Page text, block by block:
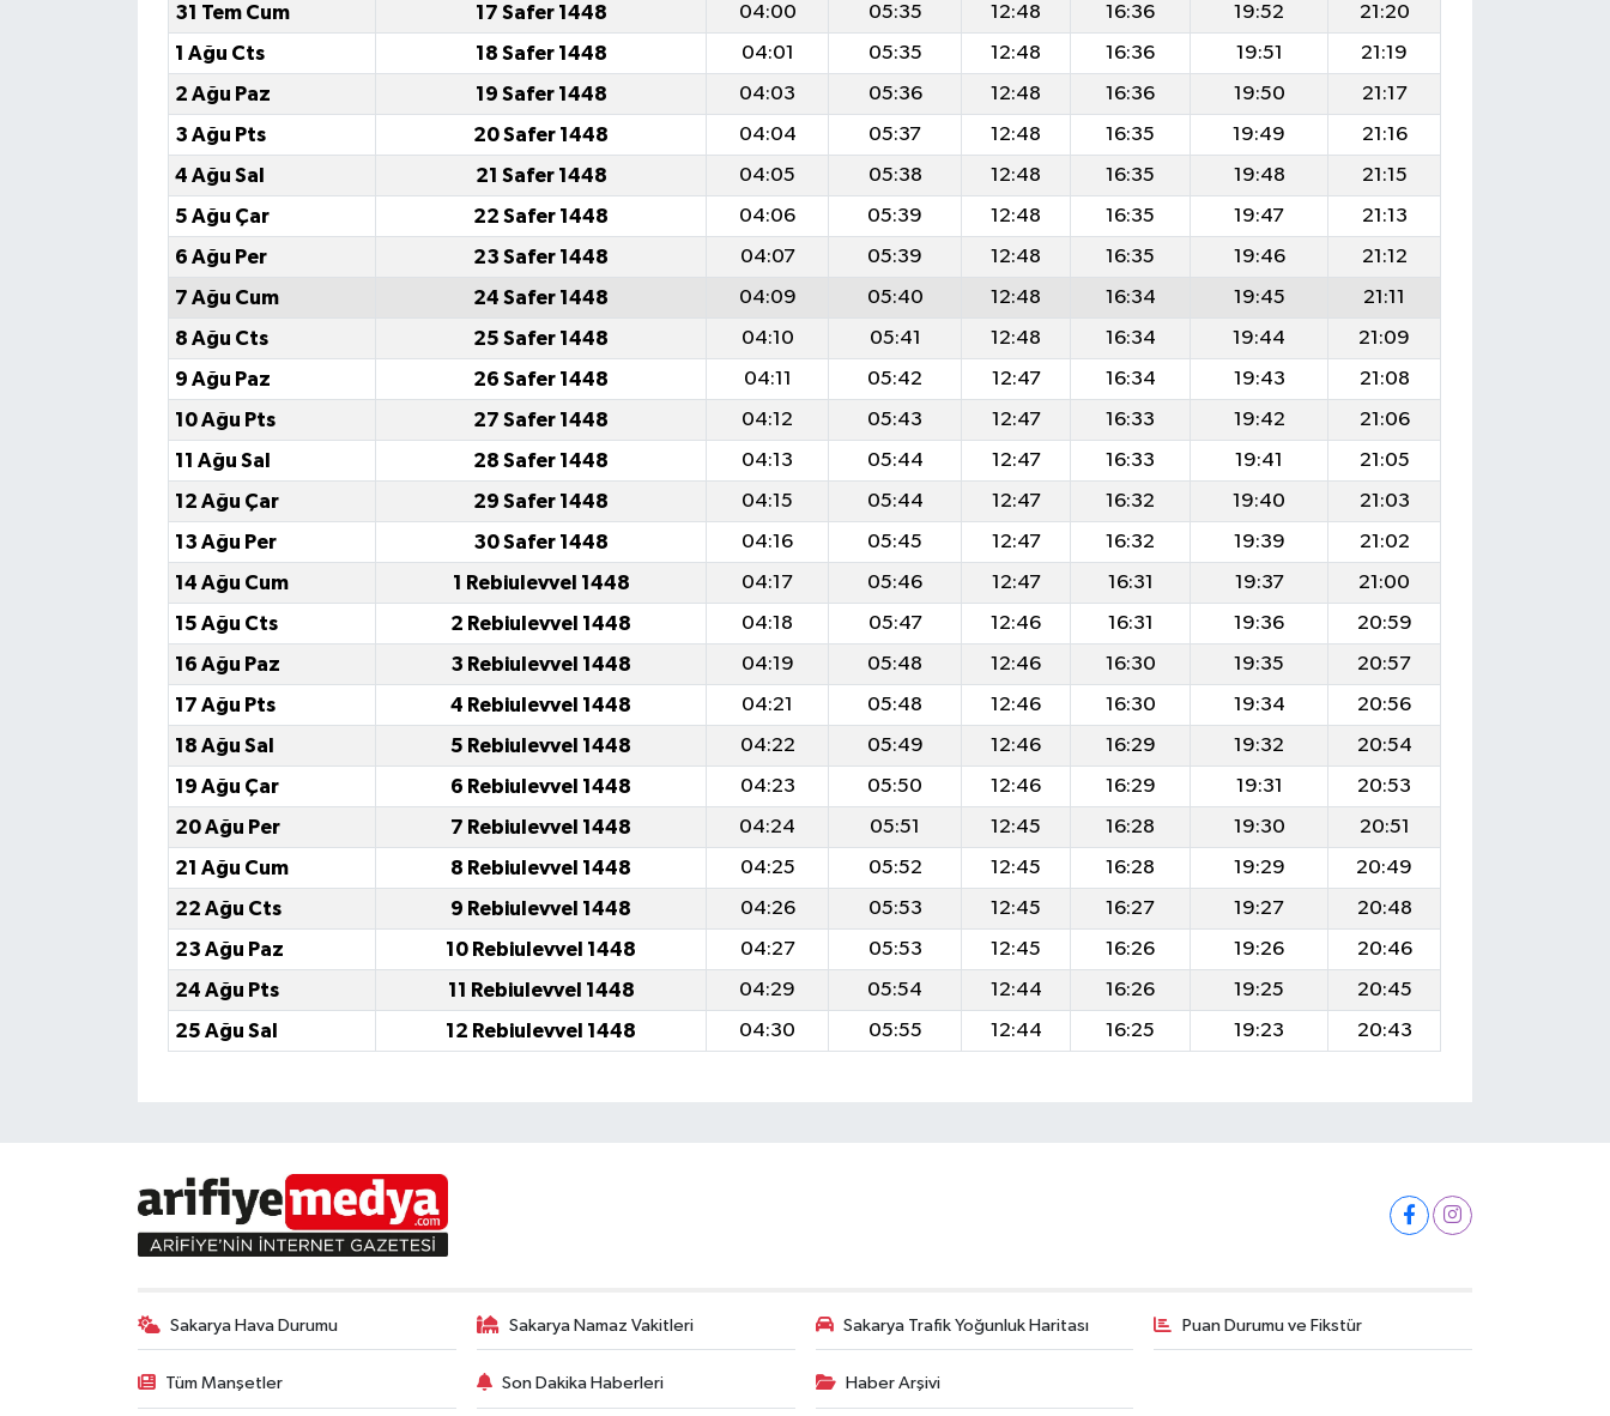
31 Tem Cum
17 Safer 1448 04:00 05:35 12:48 16:36 19:52
21:20
1 Ağu Cts
18 Safer 1448 04:01 05:35 12:48 16:36 19:51
21:19
2 Ağu Paz
19 Safer 1448 04:03 05:36 12:48 16:36 19:50
21:17
3 Ağu Pts
20 Safer 1448 04:04 05:37 12:48 16:35 19:49
21:16
4 Ağu Sal
21 Safer 1448 04:05 05:38 12:48 16:35 19:48
21:15
5 Ağu Çar
22 Safer 1448 04:06 05:39 12:48 16:35 19:47
21:13
6 Ağu Per
23 Safer 1448 04:07 05:39 12:48 16:35 19:46
21:12
7 Ağu Cum
24 Safer 1448 04:09 05:40 12:48 16:34 19:45
21:11
8 Ağu Cts
25 Safer 1448 04:10 05:41 12:48 16:34 19:44
21:09
9 Ağu Paz
26 Safer 1448 04:11 05:42 12:47 16:34 19:43
21:08
10 Ağu Pts
27 Safer 1448 04:12 05:43 12:47 16:33 19:42
21:06
11 Ağu Sal
28 Safer 1448 04:13 05:44 12:47 16:33 19:41
21:05
12 Ağu Çar
29 Safer 1448 04:15 05:44 12:47 16:32 19:40
21:03
13 Ağu Per
30 Safer 1448 04:16 05:45 12:47 16:32 19:39
21:02
14 Ağu Cum
1 Rebiulevvel 1448 04:17 05:46 12:47 16:31 19:37
21:00
15 Ağu Cts
2 Rebiulevvel 1448 04:18 05:47 12:46 16:31 19:36
20:59
16 Ağu Paz
3 Rebiulevvel 1448 04:19 05:48 12:46 16:30 19:35
20:57
17 Ağu Pts
4 Rebiulevvel 1448 04:21 05:48 12:46 16:30 19:34
20:56
18 Ağu Sal
5 Rebiulevvel 1448 04:22 05:49 12:46 16:29 19:32
20:54
19 Ağu Çar
6 Rebiulevvel 1448 04:23 05:50 12:46 16:29 19:31
20:53
20 Ağu Per
7 Rebiulevvel 1448 04:24 05:51 12:45 16:28 19:30
20:51
21 Ağu Cum
8 Rebiulevvel 1448 04:25 05:52 12:45 16:28 19:29
20:49
22 Ağu Cts
9 Rebiulevvel 1448 04:26 05:53 12:45 16:27 19:27
20:48
23 Ağu Paz
10 Rebiulevvel 1448 04:27 05:53 12:45 16:26 19:26
20:46
24 Ağu Pts
11 Rebiulevvel 1448 04:29 05:54 12:44 16:26 19:25
20:45
25 Ağu Sal
12 Rebiulevvel 1448 04:30 05:55 12:44 16:25 19:23 20:43
Sakarya Hava Durumu Sakarya Namaz Vakitleri Sakarya Trafik Yoğunluk Haritası Puan Durumu ve Fikstür
Tüm Manşetler Son Dakika Haberleri Haber Arşivi